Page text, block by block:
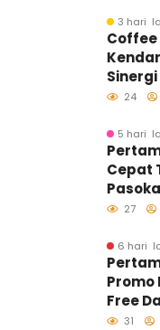
3 hari
Coffee
Sinergi
Insan
24
5 hari
Cepat
27
6 hari
Promo
Free
Kg31